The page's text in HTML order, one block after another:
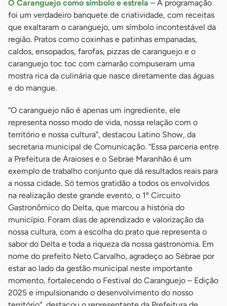
O Caranguejo como símbolo e estrela – A programação
foi um verdadeiro banquete de criatividade, com receitas
que exaltaram o caranguejo, um símbolo incontestável da
região. Pratos como coxinhas e patinhas empanadas,
caldos, ensopados, farofas, pizzas de caranguejo e o
caranguejo toc toc com camarão compuseram uma
mostra rica da culinária que nasce diretamente das águas
e do mangue.
“O caranguejo não é apenas um ingrediente, ele
representa nosso modo de vida, nossa relação com o
território e nossa cultura”, destacou Latino Show, da
secretaria municipal de Comunicação. “Essa parceria entre
a Prefeitura de Araioses e o Sebrae Maranhão é um
exemplo de trabalho conjunto que dá resultados reais para
a nossa cidade. Só temos gratidão a todos os envolvidos
na realização deste grande evento, o 1º Circuito
Gastronômico do Delta, que marcou a história do
município. Foram dias de aprendizado e valorização da
nossa cultura, com a escolha do prato que representa o
sabor do Delta e toda a riqueza da nossa gastronomia. Em
nome do prefeito Neto Carvalho, agradeço ao Sebrae por
estar ao lado da gestão municipal neste importante
momento, fortalecendo o Festival do Caranguejo – Edição
2025 e impulsionando o desenvolvimento do nosso